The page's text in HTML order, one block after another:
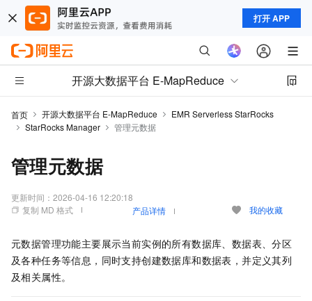
打开 APP
开源大数据平台 E-MapReduce
首页 开源大数据平台 E-MapReduce
EMR Serverless StarRocks
StarRocks Manager
管理元数据
管理元数据
更新时间： 2026-04-16 12:20:18
复制 MD 格式
产品详情 我的收藏
元数据管理功能主要展示当前实例的所有数据库、数据表、分区
及各种任务等信息，同时支持创建数据库和数据表，并定义其列
及相关属性。